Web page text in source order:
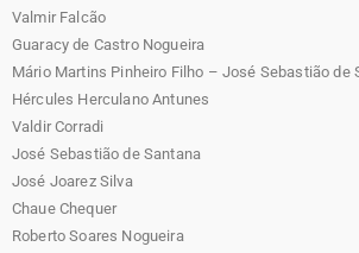
Valmir Falcão
Guaracy de Castro Nogueira
Mário Martins Pinheiro Filho – José Sebastião de
Hércules Herculano Antunes
Valdir Corradi
José Sebastião de Santana
José Joarez Silva
Chaue Chequer
Roberto Soares Nogueira